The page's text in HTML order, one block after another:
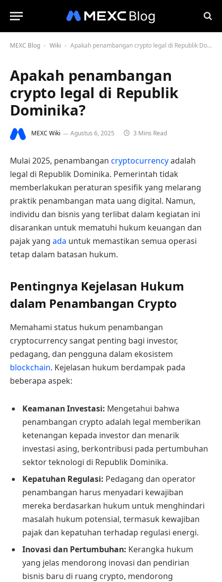
MEXC Blog - Wiki - Apakah penambangan crypto legal di Republik Dominika?
Apakah penambangan
crypto legal di Republik
Dominika?
MEXC Wiki Agustus 6, 2025 3 Mins Read
Mulai 2025, penambangan cryptocurrencyadalah
legal di Republik Dominika. Pemerintah tidak
memberlakukan peraturan spesifik yang melarang
praktik penambangan mata uang digital. Namun,
individu dan bisnis yang terlibat dalam kegiatan ini
disarankan untuk mematuhi hukum keuangan dan
pajak yang ada untuk memastikan semua operasi
tetap dalam batasan hukum.
Pentingnya Kejelasan Hukum
dalam Penambangan Crypto
Memahami status hukum penambangan
cryptocurrency sangat penting bagi investor,
pedagang, dan pengguna dalam ekosistem
blockchain. Kejelasan hukum berdampak pada
beberapa aspek:
Keamanan Investasi: Mengetahui bahwa
penambangan crypto adalah legal memberikan
ketenangan kepada investor dan menarik
investasi asing, berkontribusi pada pertumbuhan
sektor teknologi di Republik Dominika.
Kepatuhan Regulasi: Pedagang dan operator
penambangan harus menyadari kewajiban
mereka berdasarkan hukum untuk menghindari
masalah hukum potensial, termasuk kewajiban
pajak dan kepatuhan terhadap regulasi energi.
Inovasi dan Pertumbuhan: Kerangka hukum
yang jelas mendorong inovasi dan pendirian
bisnis baru di ruang crypto, mendorong